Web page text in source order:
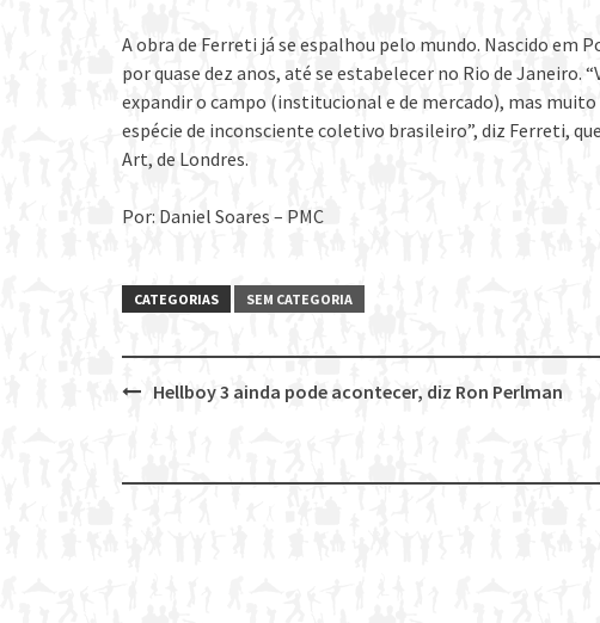
A obra de Ferreti já se espalhou pelo mundo. Nascido em
por quase dez anos, até se estabelecer no Rio de Janeiro.
expandir o campo (institucional e de mercado), mas
espécie de inconsciente coletivo brasileiro”, diz Ferreti,
Art, de Londres.
Por: Daniel Soares – PMC
CATEGORIAS SEM CATEGORIA
Hellboy 3 ainda pode acontecer, diz Ron Perlman